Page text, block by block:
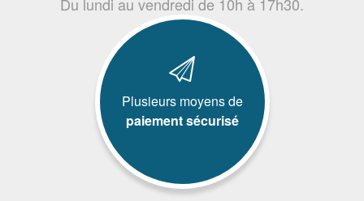
Plusieurs moyens de
paiement sécurisé